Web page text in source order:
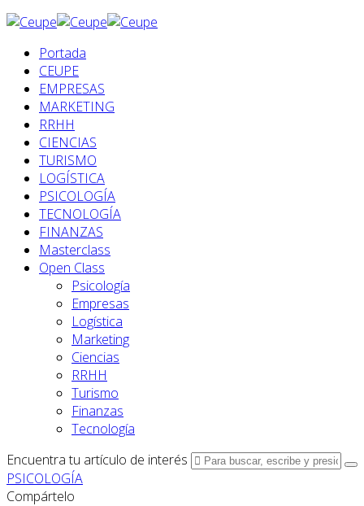
Portada
CEUPE
EMPRESAS
MARKETING
RRHH
CIENCIAS
TURISMO
LOGÍSTICA
PSICOLOGÍA
TECNOLOGÍA
FINANZAS
Masterclass
Open Class
Psicología
Empresas
Logística
Marketing
Ciencias
RRHH
Turismo
Finanzas
Tecnología
Encuentra tu artículo de interés
PSICOLOGÍA
Compártelo